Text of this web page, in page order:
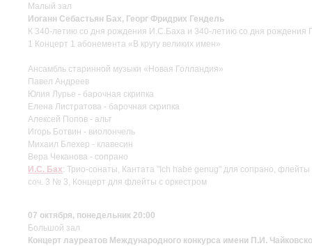
Малый зал
Иоганн Себастьян Бах, Георг Фридрих Гендель
К 340-летию со дня рождения И.С.Баха и 340-летию со дня рождения
1 Концерт 1 абонемента «В кругу великих имен»
Ансамбль старинной музыки «Новая Голландия»
Павел Андреев
Юлия Лурье - барочная скрипка
Елена Листратова - барочная скрипка
Алексей Попов - альт
Игорь Ботвин - виолончель
Михаил Блехер - клавесин
Вера Чеканова - сопрано
И.С. Бах: Трио-сонаты, Кантата "Ich habe genug" для сопрано,
соч. 3 № 3, Концерт для флейты с оркестром
07 октября, понедельник 20:00
Большой зал
Концерт лауреатов Международного конкурса имени П.И.